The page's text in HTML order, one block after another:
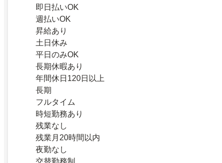
即日払いOK
週払いOK
昇給あり
土日休み
平日のみOK
長期休暇あり
年間休日120日以上
長期
フルタイム
時短勤務あり
残業なし
残業月20時間以内
夜勤なし
交替勤務制